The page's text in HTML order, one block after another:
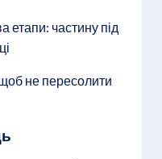
етапи: частину під
не пересолити